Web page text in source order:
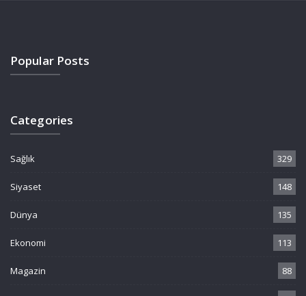
Popular Posts
Categories
Sağlık 329
Siyaset 148
Dünya 135
Ekonomi 113
Magazin 88